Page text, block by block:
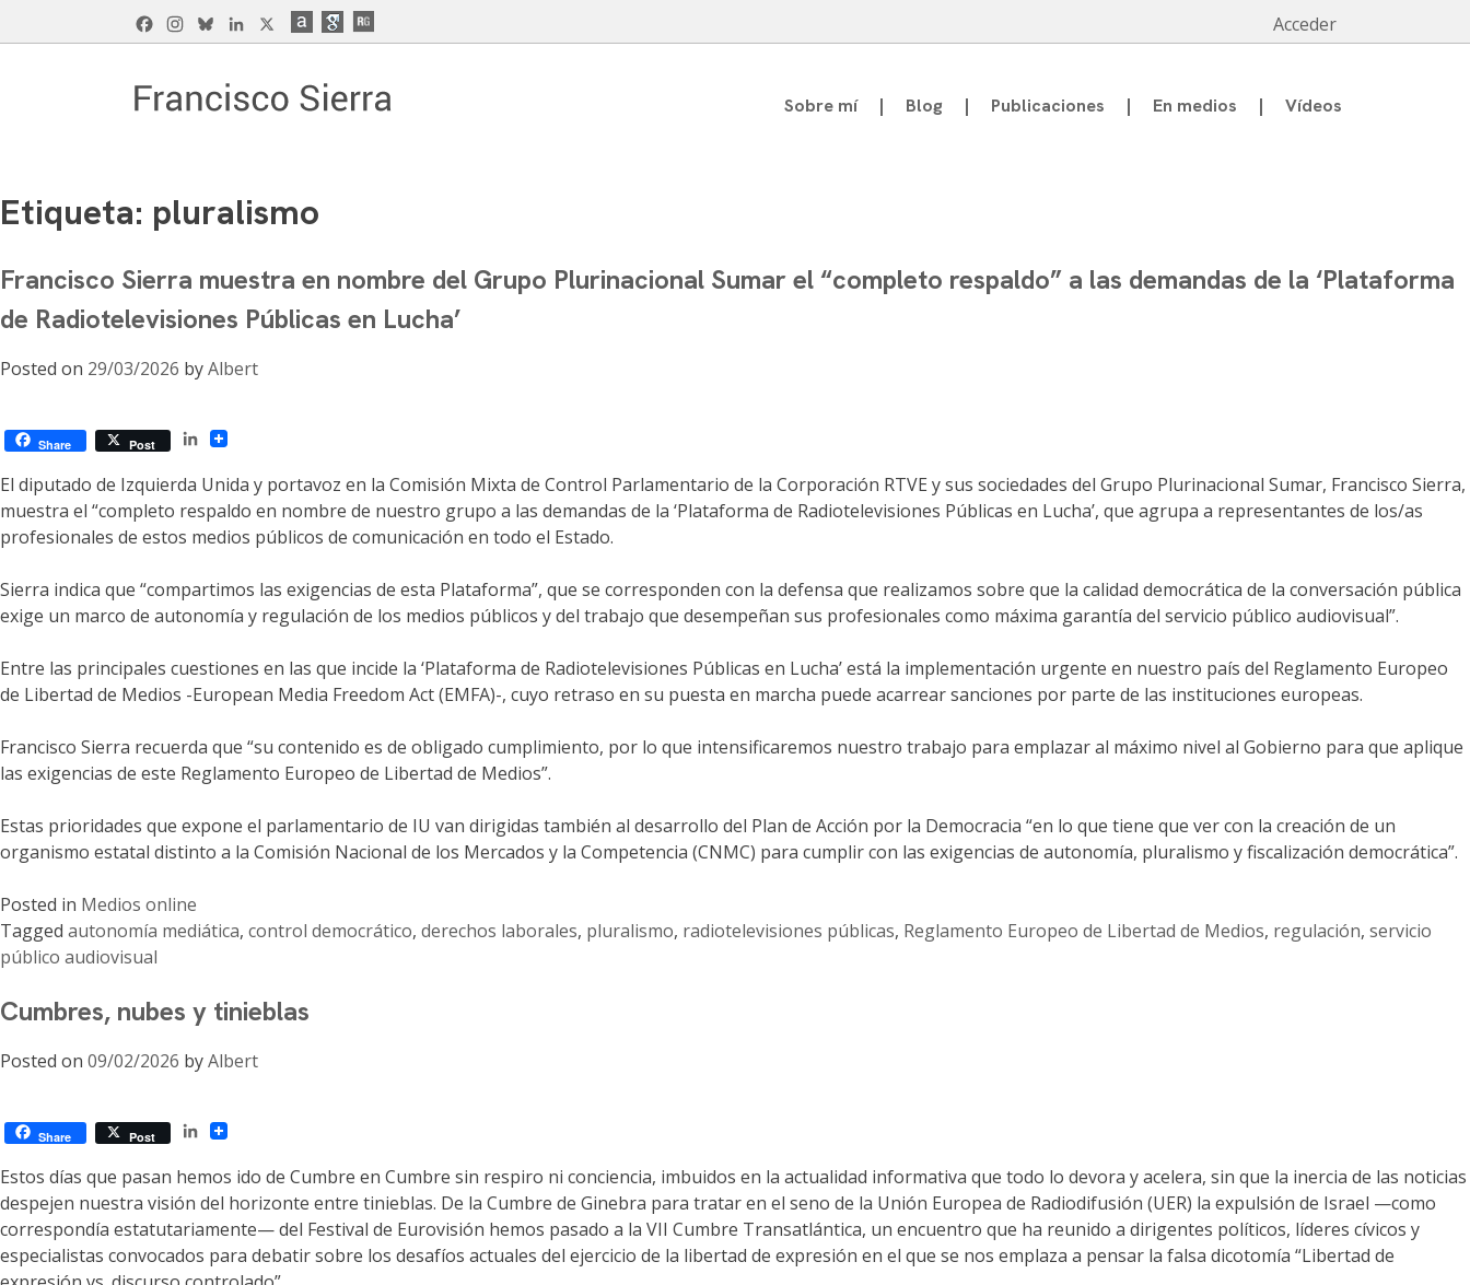
to
FacebookInstagram
BlueskyLinkedIn Acceder
Sobre mí Blog Publicaciones En medios Vídeos
Etiqueta: pluralismo
Francisco Sierra muestra en nombre del Grupo Plurinacional Sumar el “completo respaldo” a las demandas de la ‘Plataforma
de Radiotelevisiones Públicas en Lucha’
Posted on 29/03/2026 byAlbert
Share Post
LinkedIn
El diputado de Izquierda Unida y portavoz en la Comisión Mixta de Control Parlamentario de la Corporación RTVE y sus sociedades del Grupo Plurinacional Sumar, Francisco Sierra,
muestra el “completo respaldo en nombre de nuestro grupo a las demandas de la ‘Plataforma de Radiotelevisiones Públicas en Lucha’, que agrupa a representantes de los/as
profesionales de estos medios públicos de comunicación en todo el Estado.
Sierra indica que “compartimos las exigencias de esta Plataforma”, que se corresponden con la defensa que realizamos sobre que la calidad democrática de la conversación pública
exige un marco de autonomía y regulación de los medios públicos y del trabajo que desempeñan sus profesionales como máxima garantía del servicio público audiovisual”.
Entre las principales cuestiones en las que incide la ‘Plataforma de Radiotelevisiones Públicas en Lucha’ está la implementación urgente en nuestro país del Reglamento Europeo
de Libertad de Medios -European Media Freedom Act (EMFA)-, cuyo retraso en su puesta en marcha puede acarrear sanciones por parte de las instituciones europeas.
Francisco Sierra recuerda que “su contenido es de obligado cumplimiento, por lo que intensificaremos nuestro trabajo para emplazar al máximo nivel al Gobierno para que aplique
las exigencias de este Reglamento Europeo de Libertad de Medios”.
Estas prioridades que expone el parlamentario de IU van dirigidas también al desarrollo del Plan de Acción por la Democracia “en lo que tiene que ver con la creación de un
organismo estatal distinto a la Comisión Nacional de los Mercados y la Competencia (CNMC) para cumplir con las exigencias de autonomía, pluralismo y fiscalización democrática”.
Posted in Medios online
Tagged autonomía mediática, control democrático, derechos laborales, pluralismo, radiotelevisiones públicas, Reglamento Europeo de Libertad de Medios, regulación, servicio
público audiovisual
Cumbres, nubes y tinieblas
Posted on 09/02/2026 byAlbert
Share Post
LinkedIn
Estos días que pasan hemos ido de Cumbre en Cumbre sin respiro ni conciencia, imbuidos en la actualidad informativa que todo lo devora y acelera, sin que la inercia de las noticias
despejen nuestra visión del horizonte entre tinieblas. De la Cumbre de Ginebra para tratar en el seno de la Unión Europea de Radiodifusión (UER) la expulsión de Israel —como
correspondía estatutariamente— del Festival de Eurovisión hemos pasado a la VII Cumbre Transatlántica, un encuentro que ha reunido a dirigentes políticos, líderes cívicos y
especialistas convocados para debatir sobre los desafíos actuales del ejercicio de la libertad de expresión en el que se nos emplaza a pensar la falsa dicotomía “Libertad de